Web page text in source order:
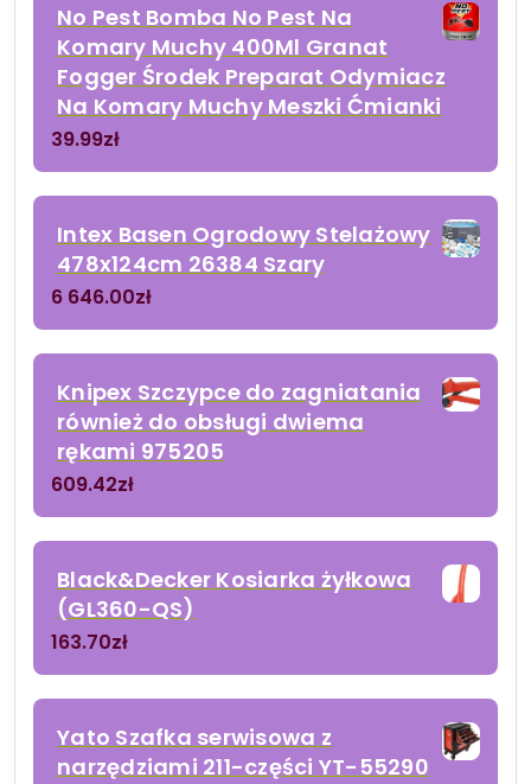
No Pest Bomba No Pest Na
Komary Muchy 400Ml Granat
Fogger Środek Preparat Odymiacz
Na Komary Muchy Meszki Ćmianki
39.99zł
Intex Basen Ogrodowy Stelażowy
478x124cm 26384 Szary
6 646.00zł
Knipex Szczypce do zagniatania
również do obsługi dwiema
rękami 975205
609.42zł
Black&Decker Kosiarka żyłkowa
(GL360-QS)
163.70zł
Yato Szafka serwisowa z
narzędziami 211-części YT-55290